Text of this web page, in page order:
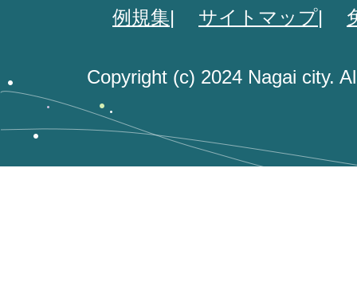
例規集 サイトマップ
Copyright (c) 2024 Nagai city.